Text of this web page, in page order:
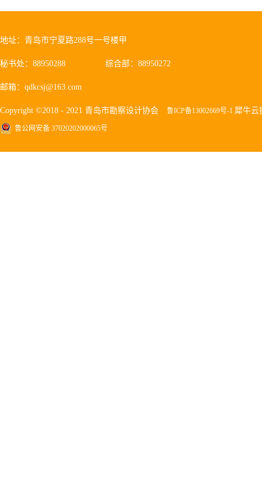
地址：青岛市宁夏路288号一号楼甲
秘书处：88950288 综合部：88950272
邮箱：qdkcsj@163.com
Copyright ©2018 - 2021 青岛市勘察设计协会 鲁ICP备13002669号-1 犀牛云
鲁公网安备 37020202000065号